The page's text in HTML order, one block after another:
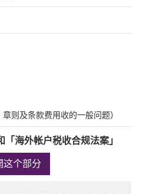
章则及条款费用收的一般问题）
「海外帐户税收合规法案」
这个部分